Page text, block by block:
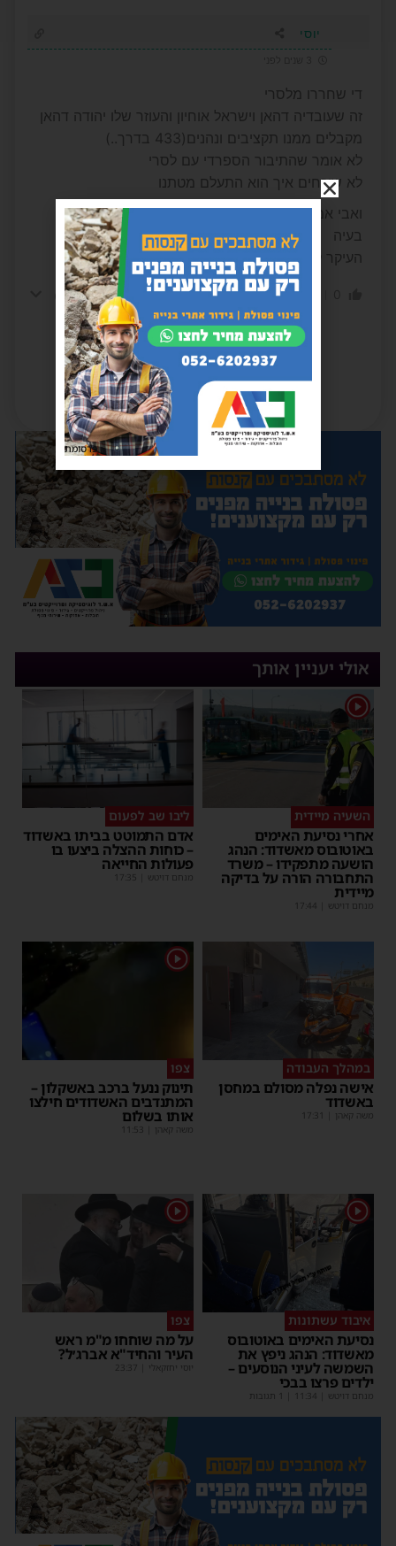
די שחררו מלסרי
זה שעובדיה דהאן וישראל אוחיון והעוזר שלו יהודה דהאן
מקבלים ממנו תקציבים ונהנים(433 בדרך..)
לא אומר שהתיבור הספרדי עם לסרי
לא שוכחים איך הוא התעלם מטתנו
ואבי אמסלם אם תחשוב לרגע שנלך עם לסרי יש לך
בעיה
העיקר לא לסרי
הגב לתגובה הצג תשובות(2)
אולי יעניין אותך
השעיה מיידית
אחרי נסיעת האימים
באוטובוס מאשדוד: הנהג
הושעה מתפקידו – משרד
התחבורה הורה על בדיקה
מיידית
מנחם דויטש |
17:44
ליבו שב לפעום
אדם התמוטט בביתו באשדוד
– כוחות ההצלה ביצעו בו
פעולות החייאה
מנחם דויטש |
17:35
במהלך העבודה
אישה נפלה מסולם במחסן
באשדוד
משה קאהן |
17:31
תינוק ננעל ברכב באשקלון –
המתנדבים האשדודים חילצו
אותו בשלום
משה קאהן |
11:53
איבוד עשתונות
נסיעת האימים באוטובוס
מאשדוד: הנהג ניפץ את
השמשה לעיני הנוסעים –
ילדים פרצו בבכי
מנחם דויטש |
11:34 | 1 תגובות
1
על מה שוחחו מ"מ ראש
העיר והחיד"א אברג׳ל?
יוסי יחזקאלי |
23:37
פרסומת